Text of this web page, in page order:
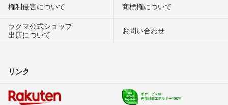
権利侵害について
商標権について
ラクマ公式ショップ
出店について
お問い合わせ
リンク